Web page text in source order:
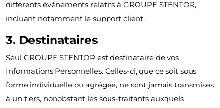
différents évènements relatifs à GROUPE STENTOR,
incluant notamment le support client.
3. Destinataires
Seul GROUPE STENTOR est destinataire de vos
Informations Personnelles. Celles-ci, que ce soit sous
forme individuelle ou agrégée, ne sont jamais transmises
à un tiers, nonobstant les sous-traitants auxquels